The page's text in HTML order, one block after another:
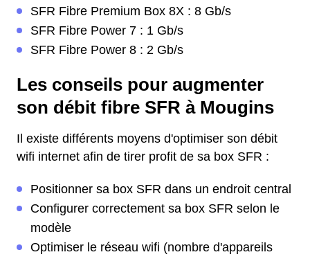
SFR Fibre Premium Box 8X : 8 Gb/s
SFR Fibre Power 7 : 1 Gb/s
SFR Fibre Power 8 : 2 Gb/s
Les conseils pour augmenter
son débit fibre SFR à Mougins
Il existe différents moyens d'optimiser son débit
wifi internet afin de tirer profit de sa box SFR :
Positionner sa box SFR dans un endroit central
Configurer correctement sa box SFR selon le
modèle
Optimiser le réseau wifi (nombre d'appareils